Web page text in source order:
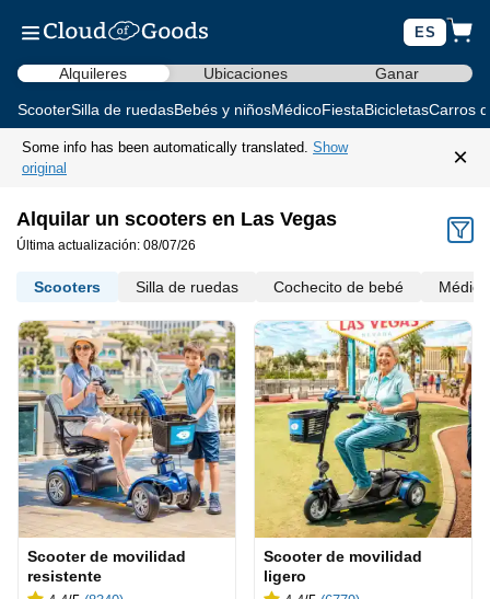
ES
Alquileres Ubicaciones Ganar
ScooterSilla de ruedasBebés y niñosMédicoFiestaBicicletasCarros
Some info has been automatically translated. Show
original
×
Alquilar un scooters en Las Vegas
Última actualización: 08/07/26
Scooters Silla de ruedas Cochecito de bebé Médico
Scooter de movilidad
resistente
Scooter de movilidad
ligero